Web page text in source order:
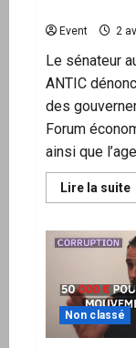
Event 2
Le sénateur
ANTIC
des
Forum
ainsi que
Lire la suiteEn
Non classé